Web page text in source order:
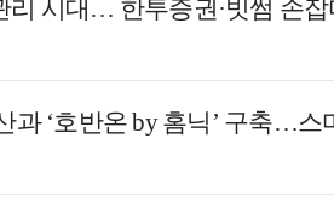
리 시대… 한투증권·빗썸 손잡
과 ‘호반온 by 홈닉’ 구축…스